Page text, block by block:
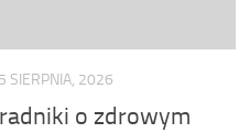
5 SIERPNIA, 2026
o zdrowym